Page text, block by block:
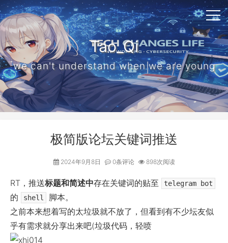
Tao_Qi
we can't understand when we are young
极简版论坛关键词推送
2024年9月8日 0条评论 898次阅读
RT，推送标题和简述中存在关键词的贴至 telegram bot
的 shell
脚本。
之前本来想着写的太垃圾就不放了，但看到有不少坛友似
乎有需求就分享出来吧(垃圾代码，轻喷